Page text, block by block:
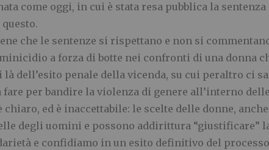
come oggi, in cui è stata resa pubblica la
che le sentenze si rispettano e non si
a forza di botte nei confronti di una donna
là dell’esito penale della vicenda, su cui peraltro ci
fare per bandire la violenza di genere all’interno
chiaro, ed è inaccettabile: le scelte delle donne,
degli uomini e possono addirittura “giustificare”
e confidiamo in un esito definitivo del